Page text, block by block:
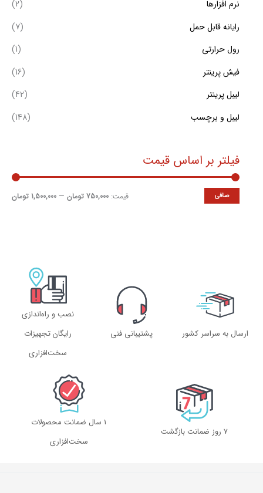
نرم افزارها
(2)
رایانه قابل حمل
(7)
رول حرارتی
(1)
فیش پرینتر
(16)
لیبل پرینتر
(42)
لیبل و برچسب
(148)
فیلتر بر اساس قیمت
صافی قيمت: 750,000 تومان — 1,500,000 تومان
ارسال به سراسر کشور پشتیبانی فنی
نصب و راه‌اندازی
رایگان تجهیزات
سخت‌افزاری
۷ روز ضمانت بازگشت
1 سال ضمانت محصولات
سخت‌افزاری